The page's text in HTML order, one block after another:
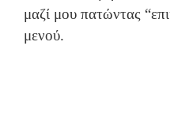
μαζί μου πατώντας
μενού.